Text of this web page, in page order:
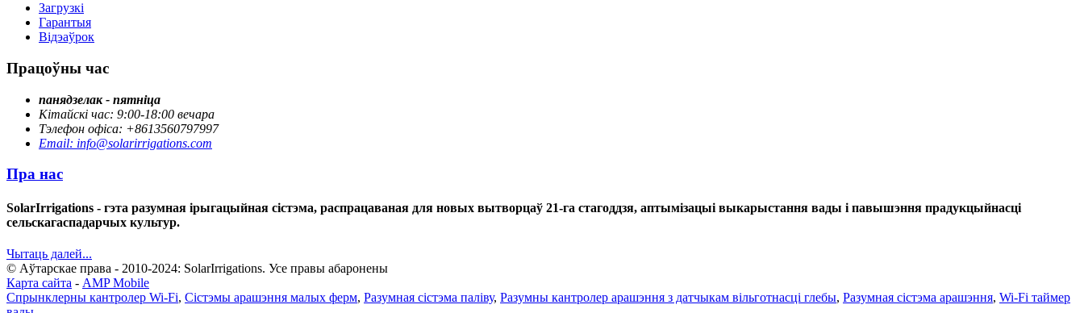
Загрузкі
Гарантыя
Відэаўрок
Працоўны час
панядзелак - пятніца
Кітайскі час: 9:00-18:00 вечара
Тэлефон офіса: +8613560797997
Email: info@solarirrigations.com
Пра нас
SolarIrrigations - гэта разумная ірыгацыйная сістэма, распрацаваная для новых вытворцаў 21-га стагоддзя, аптымізацыі выкарыстання вады і павышэння прадукцыйнасці
сельскагаспадарчых культур.
Чытаць далей...
© Аўтарскае права - 2010-2024: SolarIrrigations. Усе правы абаронены
Карта сайта - AMP Mobile
Спрынклерны кантролер Wi-Fi, Сістэмы арашэння малых ферм, Разумная сістэма паліву, Разумны кантролер арашэння з датчыкам вільготнасці глебы, Разумная сістэма арашэння, Wi-Fi таймер